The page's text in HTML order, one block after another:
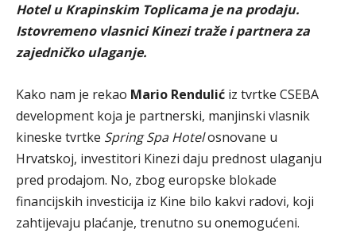
Hotel u Krapinskim Toplicama je na prodaju.
Istovremeno vlasnici Kinezi traže i partnera za
zajedničko ulaganje.
Kako nam je rekao Mario Rendulić iz tvrtke CSEBA
development koja je partnerski, manjinski vlasnik
kineske tvrtke Spring Spa Hotelosnovane u
Hrvatskoj, investitori Kinezi daju prednost ulaganju
pred prodajom. No, zbog europske blokade
financijskih investicija iz Kine bilo kakvi radovi, koji
zahtijevaju plaćanje, trenutno su onemogućeni.